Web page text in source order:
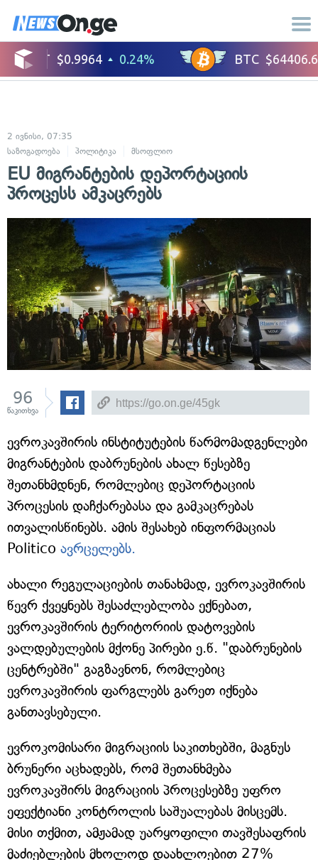
2 ივნისი, 07:35
საზოგადოება
პოლიტიკა მსოფლიო
EU მიგრანტების დეპორტაციის
პროცესს ამკაცრებს
96
წაკითხვა
ევროკავშირის ინსტიტუტების წარმომადგენლები
მიგრანტების დაბრუნების ახალ წესებზე
შეთანხმდნენ, რომლებიც დეპორტაციის
პროცესის დაჩქარებასა და გამკაცრებას
ითვალისწინებს. ამის შესახებ ინფორმაციას
Politico ავრცელებს.
ახალი რეგულაციების თანახმად, ევროკავშირის
წევრ ქვეყნებს შესაძლებლობა ექნებათ,
ევროკავშირის ტერიტორიის დატოვების
ვალდებულების მქონე პირები ე.წ. "დაბრუნების
ცენტრებში" გაგზავნონ, რომლებიც
ევროკავშირის ფარგლებს გარეთ იქნება
განთავსებული.
ევროკომისარი მიგრაციის საკითხებში, მაგნუს
ბრუნერი აცხადებს, რომ შეთანხმება
ევროკავშირს მიგრაციის პროცესებზე უფრო
ეფექტიანი კონტროლის საშუალებას მისცემს.
მისი თქმით, ამჟამად უარყოფილი თავშესაფრის
მაძიებლების მხოლოდ დაახლოებით 27%